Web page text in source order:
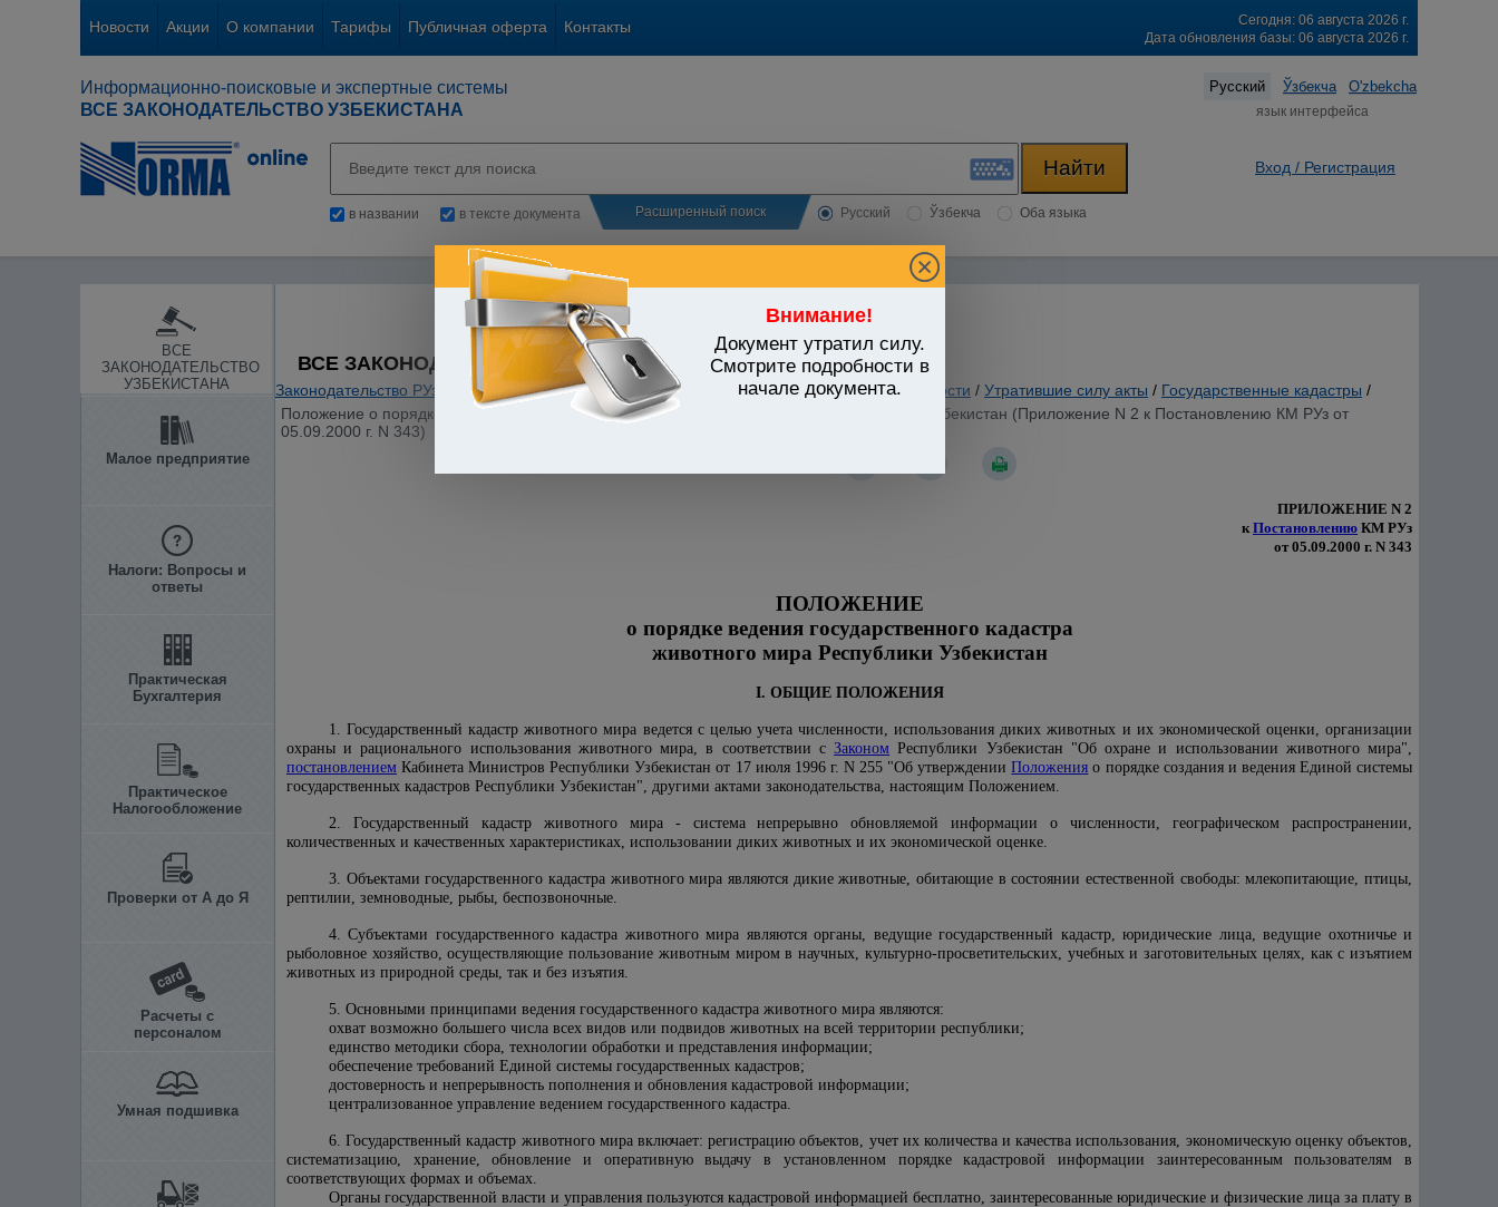
Новости Акции О компании Тарифы Публичная оферта Контакты
Сегодня: 06 августа 2026 г.
Дата обновления базы: 06 августа 2026 г.
Информационно-поисковые и экспертные системы
ВСЕ ЗАКОНОДАТЕЛЬСТВО УЗБЕКИСТАНА
Русский Ўзбекча O'zbekcha
язык интерфейса
в названии в тексте документа Расширенный поиск Русский Ўзбекча Оба языка
Вход / Регистрация
ВСЕ
ЗАКОНОДАТЕЛЬСТВО
УЗБЕКИСТАНА
Малое предприятие
Налоги: Вопросы и
ответы
Практическая
Бухгалтерия
Практическое
Налогообложение
Проверки от А до Я
Расчеты с
персоналом
Умная подшивка
Внимание!
Документ утратил силу.
Смотрите подробности в
начале документа.
ВСЕ ЗАКОНОДАТЕЛЬСТВО УЗБЕКИСТАНА
Законодательство РУз Общие вопросы хозяйственной и предпринимательской деятельности / Утратившие силу акты / Государственные кадастры /
Положение о порядке ведения государственного кадастра животного мира Республики Узбекистан (Приложение N 2 к Постановлению КМ РУз от
05.09.2000 г. N 343)
ПРИЛОЖЕНИЕ N 2
к Постановлению КМ РУз
от 05.09.2000 г. N 343
ПОЛОЖЕНИЕ
о порядке ведения государственного кадастра
животного мира Республики Узбекистан
I. ОБЩИЕ ПОЛОЖЕНИЯ
1. Государственный кадастр животного мира ведется с целью учета численности, использования диких животных и их экономической оценки, организации
охраны и рационального использования животного мира, в соответствии сЗаконом Республики Узбекистан "Об охране и использовании животного мира",
постановлением Кабинета Министров Республики Узбекистан от 17 июля 1996 г. N 255 "Об утвержденииПоложения о порядке создания и ведения Единой системы
государственных кадастров Республики Узбекистан", другими актами законодательства, настоящим Положением.
2. Государственный кадастр животного мира - система непрерывно обновляемой информации о численности, географическом распространении,
количественных и качественных характеристиках, использовании диких животных и их экономической оценке.
3. Объектами государственного кадастра животного мира являются дикие животные, обитающие в состоянии естественной свободы: млекопитающие, птицы,
рептилии, земноводные, рыбы, беспозвоночные.
4. Субъектами государственного кадастра животного мира являются органы, ведущие государственный кадастр, юридические лица, ведущие охотничье и
рыболовное хозяйство, осуществляющие пользование животным миром в научных, культурно-просветительских, учебных и заготовительных целях, как с изъятием
животных из природной среды, так и без изъятия.
5. Основными принципами ведения государственного кадастра животного мира являются:
охват возможно большего числа всех видов или подвидов животных на всей территории республики;
единство методики сбора, технологии обработки и представления информации;
обеспечение требований Единой системы государственных кадастров;
достоверность и непрерывность пополнения и обновления кадастровой информации;
централизованное управление ведением государственного кадастра.
6. Государственный кадастр животного мира включает: регистрацию объектов, учет их количества и качества использования, экономическую оценку объектов,
систематизацию, хранение, обновление и оперативную выдачу в установленном порядке кадастровой информации заинтересованным пользователям в
соответствующих формах и объемах.
Органы государственной власти и управления пользуются кадастровой информацией бесплатно, заинтересованные юридические и физические лица за плату в